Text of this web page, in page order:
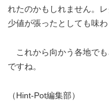
れたのかもしれません。
少値が張ったとしても味
これから向かう各地で
ですね。
（Hint-Pot編集部）